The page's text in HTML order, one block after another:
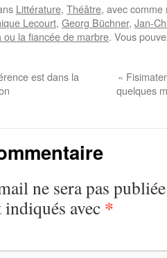
Littérature, Théâtre, avec
Lecourt, Georg Büchner, Jan-
ou la fiancée de marbre. Vous
est dans la
«
quelques
ne sera pas
avec *